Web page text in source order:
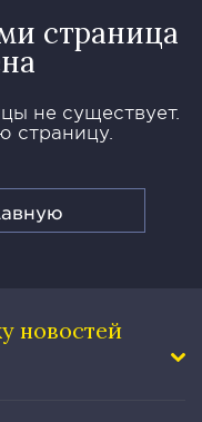
страница
не существует.
страницу.
новостей